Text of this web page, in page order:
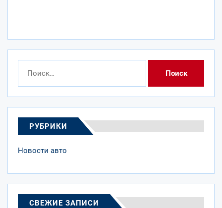
РУБРИКИ
Новости авто
СВЕЖИЕ ЗАПИСИ